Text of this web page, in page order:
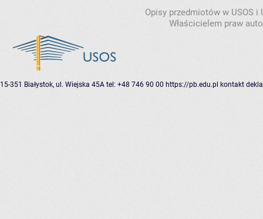
Opisy przedmiotów w USOS
Właścicielem praw
15-351 Białystok, ul. Wiejska 45A tel: +48 746 90 00 https://pb.edu.pl kontakt